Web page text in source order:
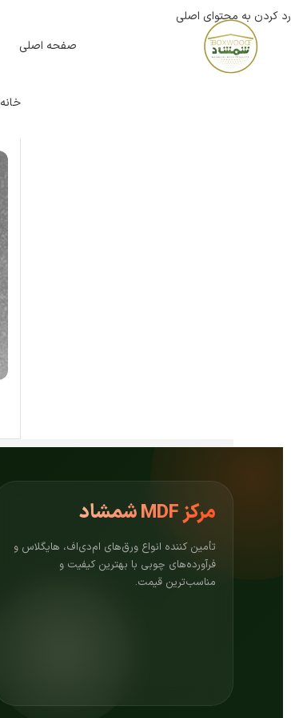
رد کردن به محتوای اصلی
صفحه اصلی
خانه
مرکزMDF شمشاد
تأمین کننده انواع ورق‌های ام‌دی‌اف، هایگلاس و
فرآورده‌های چوبی با بهترین کیفیت و
مناسب‌ترین قیمت.